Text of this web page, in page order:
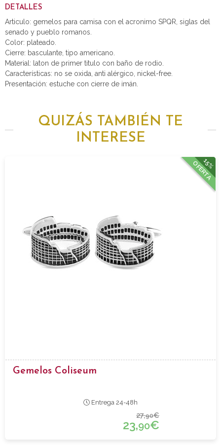
DETALLES
Articulo: gemelos para camisa con el acronimo SPQR, siglas del
senado y pueblo romanos.
Color: plateado.
Cierre: basculante, tipo americano.
Material: laton de primer titulo con baño de rodio.
Características: no se oxida, anti alérgico, nickel-free.
Presentación: estuche con cierre de imán.
QUIZÁS TAMBIÉN TE
INTERESE
15%
OFERTA
Gemelos Coliseum
Entrega 24-48h
27,90€
23,90€